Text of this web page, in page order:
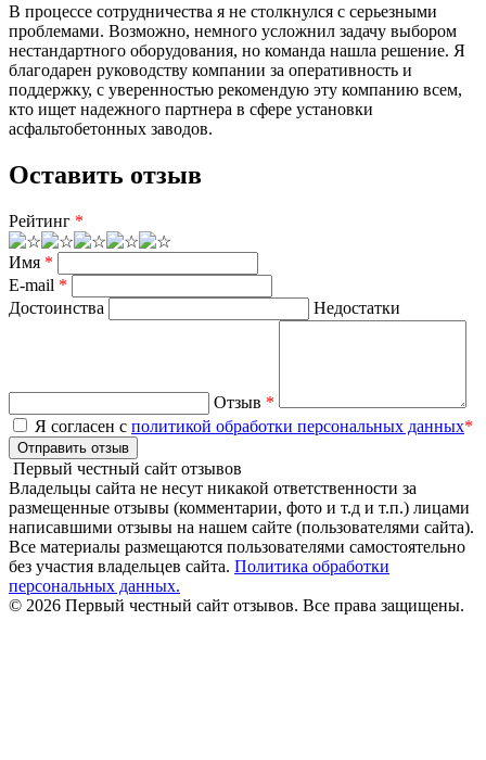
В процессе сотрудничества я не столкнулся с серьезными
проблемами. Возможно, немного усложнил задачу выбором
нестандартного оборудования, но команда нашла решение. Я
благодарен руководству компании за оперативность и
поддержку, с уверенностью рекомендую эту компанию всем,
кто ищет надежного партнера в сфере установки
асфальтобетонных заводов.
Оставить отзыв
Рейтинг *
Имя *
E-mail *
Достоинства
Недостатки
Отзыв *
Я согласен с политикой обработки персональных данных*
Отправить отзыв
Первый честный сайт отзывов
Владельцы сайта не несут никакой ответственности за
размещенные отзывы (комментарии, фото и т.д и т.п.) лицами
написавшими отзывы на нашем сайте (пользователями сайта).
Все материалы размещаются пользователями самостоятельно
без участия владельцев сайта. Политика обработки
персональных данных.
© 2026 Первый честный сайт отзывов. Все права защищены.